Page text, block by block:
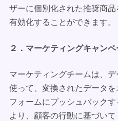
ザーに個別化された推奨商
有効化することができます。
２．マーケティングキャン
マーケティングチームは、
使って、変換されたデータ
フォームにプッシュバック
より、顧客の行動に基づい